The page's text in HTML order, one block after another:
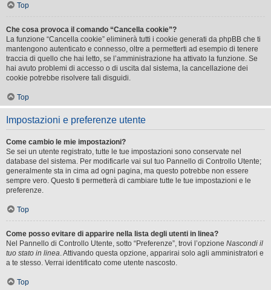
Top
Che cosa provoca il comando “Cancella cookie”?
La funzione “Cancella cookie” eliminerà tutti i cookie generati da phpBB che ti
mantengono autenticato e connesso, oltre a permetterti ad esempio di tenere
traccia di quello che hai letto, se l’amministrazione ha attivato la funzione. Se
hai avuto problemi di accesso o di uscita dal sistema, la cancellazione dei
cookie potrebbe risolvere tali disguidi.
Top
Impostazioni e preferenze utente
Come cambio le mie impostazioni?
Se sei un utente registrato, tutte le tue impostazioni sono conservate nel
database del sistema. Per modificarle vai sul tuo Pannello di Controllo Utente;
generalmente sta in cima ad ogni pagina, ma questo potrebbe non essere
sempre vero. Questo ti permetterà di cambiare tutte le tue impostazioni e le
preferenze.
Top
Come posso evitare di apparire nella lista degli utenti in linea?
Nel Pannello di Controllo Utente, sotto “Preferenze”, trovi l’opzione Nascondi il
tuo stato in linea. Attivando questa opzione, apparirai solo agli amministratori e
a te stesso. Verrai identificato come utente nascosto.
Top